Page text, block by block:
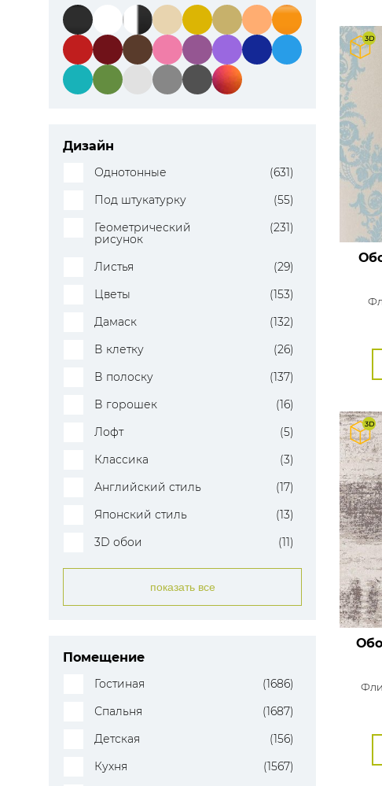
Дизайн
Однотонные
(631)
Под штукатурку
(55)
Геометрический
рисунок
(231)
Листья
(29)
Цветы
(153)
Дамаск
(132)
В клетку
(26)
В полоску
(137)
В горошек
(16)
Лофт
(5)
Классика
(3)
Английский стиль
(17)
Японский стиль
(13)
3D обои
(11)
показать все
Помещение
Гостиная
(1686)
Спальня
(1687)
Детская
(156)
Кухня
(1567)